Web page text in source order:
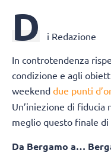
D i Redazione
In controtendenza
condizione e agli
weekend due punti
Un’iniezione di
meglio questo finale di
Da Bergamo a…